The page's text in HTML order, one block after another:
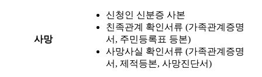
사망
신청인 신분증 사본
친족관계 확인서류 (가족관계증명
서, 주민등록표 등본)
사망사실 확인서류 (가족관계증명
서, 제적등본, 사망진단서)